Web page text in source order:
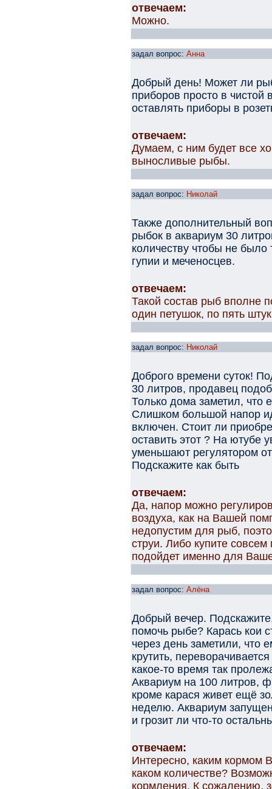
отвечаем:
Можно.
задал вопрос: Анна
Добрый день! Может ли
приборов просто в
оставлять приборы в
отвечаем:
Думаем, с ним будет все
выносливые рыбы.
задал вопрос: Николай
Также дополнительный
рыбок в аквариум 30
количеству чтобы не было
гупии и меченосцев.
отвечаем:
Такой состав рыб вполне
один петушок, по пять
задал вопрос: Николай
Доброго времени суток!
30 литров, продавец
Только дома заметил, что
Слишком большой напор
включен. Стоит ли
оставить этот ? На ютубе
уменьшают регулятором
Подскажите как быть
отвечаем:
Да, напор можно
воздуха, как на Вашей
недопустим для рыб,
струи. Либо купите
подойдет именно для
задал вопрос: Алёна
Добрый вечер.
помочь рыбе? Карась кои
через день заметили, что
крутить,
какое-то время так
Аквариум на 100 литров,
кроме карася живет ещё
неделю. Аквариум
и грозит ли что-то
отвечаем:
Интересно, каким кормом
каком количестве?
кормления. К сожалению,